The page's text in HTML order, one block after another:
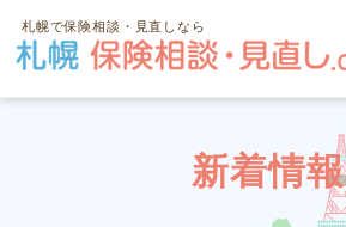
札幌で保険相談・見直しなら
新着情報